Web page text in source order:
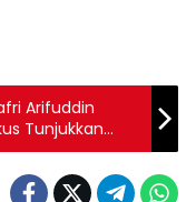
Arifuddin
Tunjukkan